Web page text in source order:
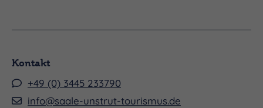
Kontakt
+49 (0) 3445 233790
info@saale-unstrut-tourismus.de